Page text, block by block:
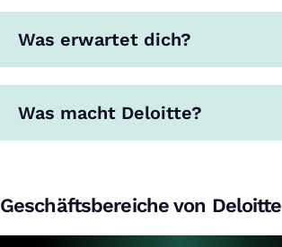
Was erwartet dich?
Was macht Deloitte?
Geschäftsbereiche von Deloitte